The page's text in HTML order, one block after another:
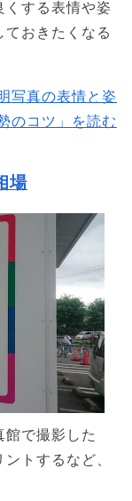
くする表情や姿
おきたくなる
写真の表情と姿
のコツ」を読む
場
で撮影した
トするなど、